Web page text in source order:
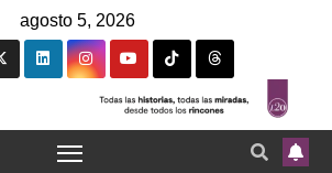
agosto 5, 2026